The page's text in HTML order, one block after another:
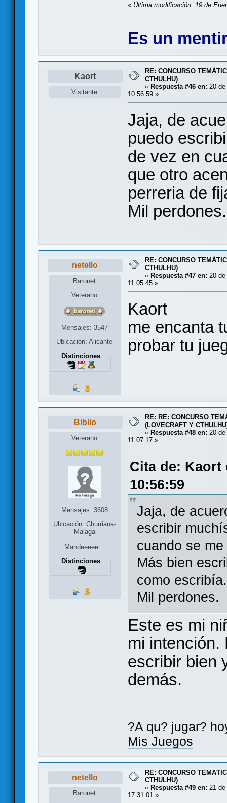
« Última modificación: 19 de
Es un
Kaort
Visitante
RE: CONCURSO
CTHULHU)
« Respuesta #46 en: 20
10:56:59 »
Jaja, de
puedo
de vez en
que otro
perreria de
Mil perdones.
netello
Baronet
Veterano
Mensajes: 3547
Ubicación: Alicante
Distinciones
RE: CONCURSO
CTHULHU)
« Respuesta #47 en: 20
11:05:45 »
Kaort
me encanta
probar tu
Biblio
Veterano
Mensajes: 3608
Ubicación: Churriana-
Malaga
Mandeeeee...
Distinciones
RE: RE: CONCURSO
(LOVECRAFT Y
« Respuesta #48 en: 20
11:07:17 »
Cita de: Kaort
10:56:59
Jaja, de
escribir
cuando se
Más bien
como escribía.
Mil perdones.
Este es mi
mi intención.
escribir bien
demás.
?A qu? jugar?
Mis Juegos
netello
Baronet
RE: CONCURSO
CTHULHU)
« Respuesta #49 en: 21
17:31:01 »